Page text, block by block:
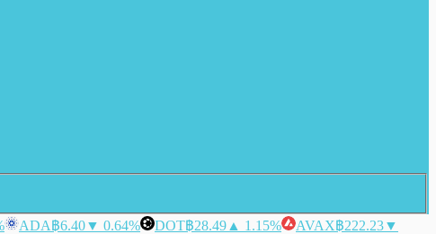
ADA฿6.40▼ 0.64% DOT฿28.49 ▲ 1.15% AVAX฿222.23▼